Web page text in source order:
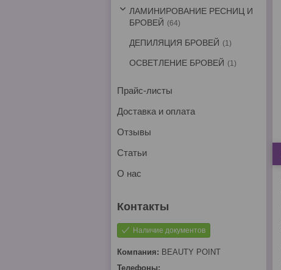
ЛАМИНИРОВАНИЕ РЕСНИЦ И
БРОВЕЙ
64
ДЕПИЛЯЦИЯ БРОВЕЙ 1
ОСВЕТЛЕНИЕ БРОВЕЙ 1
Прайс-листы
Доставка и оплата
Отзывы
Статьи
О нас
Наличие документов
BEAUTY POINT